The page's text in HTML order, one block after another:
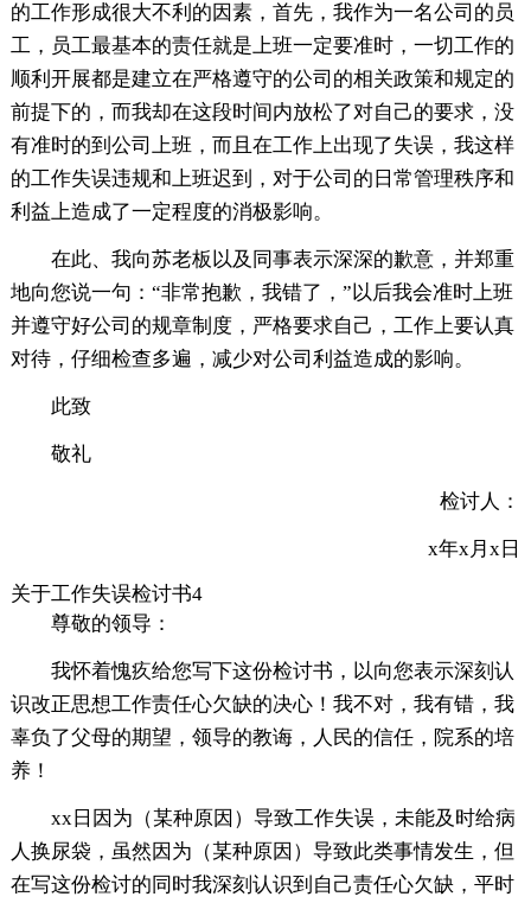
的工作形成很大不利的因素，首先，我作为一名公司的员
工，员工最基本的责任就是上班一定要准时，一切工作的
顺利开展都是建立在严格遵守的公司的相关政策和规定的
前提下的，而我却在这段时间内放松了对自己的要求，没
有准时的到公司上班，而且在工作上出现了失误，我这样
的工作失误违规和上班迟到，对于公司的日常管理秩序和
利益上造成了一定程度的消极影响。
在此、我向苏老板以及同事表示深深的歉意，并郑重
地向您说一句：“非常抱歉，我错了，”以后我会准时上班
并遵守好公司的规章制度，严格要求自己，工作上要认真
对待，仔细检查多遍，减少对公司利益造成的影响。
此致
敬礼
检讨人：
x年x月x日
关于工作失误检讨书4
尊敬的领导：
我怀着愧疚给您写下这份检讨书，以向您表示深刻认
识改正思想工作责任心欠缺的决心！我不对，我有错，我
辜负了父母的期望，领导的教诲，人民的信任，院系的培
养！
xx日因为（某种原因）导致工作失误，未能及时给病
人换尿袋，虽然因为（某种原因）导致此类事情发生，但
在写这份检讨的同时我深刻认识到自己责任心欠缺，平时